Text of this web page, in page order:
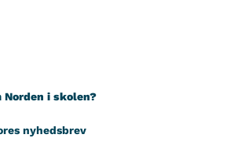
Norden i skolen?
nyhedsbrev